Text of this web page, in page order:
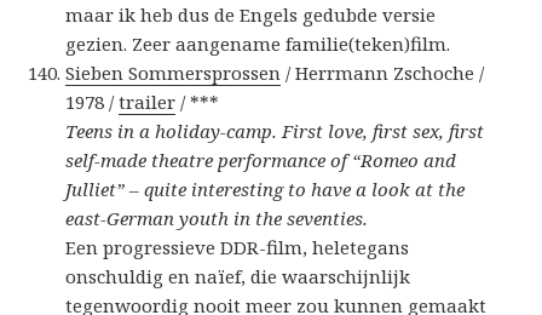
maar ik heb dus de Engels gedubde versie
gezien. Zeer aangename familie(teken)film.
Sieben Sommersprossen / Herrmann Zschoche /
1978 /trailer / ***
Teens in a holiday-camp. First love, first sex, first
self-made theatre performance of “Romeo and
Julliet” – quite interesting to have a look at the
east-German youth in the seventies.
Een progressieve DDR-film, heletegans
onschuldig en naïef, die waarschijnlijk
tegenwoordig nooit meer zou kunnen gemaakt